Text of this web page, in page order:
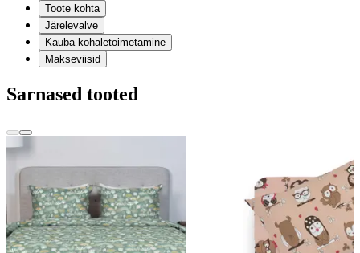
Toote kohta
Järelevalve
Kauba kohaletoimetamine
Makseviisid
Sarnased tooted